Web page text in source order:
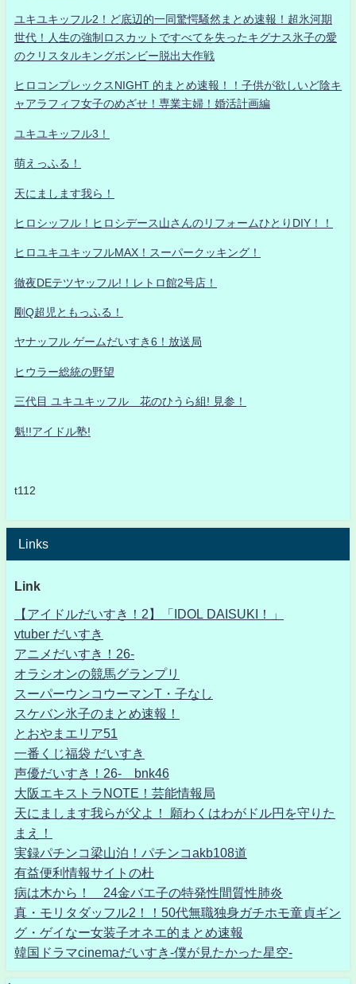
ユキユキッフル2！ど底辺的一同驚愕騒然まとめ速報！超氷河期
世代！人生の強制ロスカットですべてを失ったキグナス氷子の愛
のクリスタルキングボンビー脱出大作戦
ヒロコンプレックスNIGHT 的まとめ速報！！子供が欲しいど陰キ
ャアラフィフ女子のめざせ！専業主婦！婚活計画編
ユキユキッフル3！
萌えっふる！
天にまします我ら！
ヒロシッフル！ヒロシデース山さんのリフォームひとりDIY！！
ヒロユキユキッフルMAX！スーパークッキング！
徹夜DEテツヤッフル!！レトロ館2号店！
剛Q超児ともっふる！
ヤナッフル ゲームだいすき6！放送局
ヒウラー総統の野望
三代目 ユキユキッフル 花のひうら組! 見参！
魁!!アイドル塾!
t112
Links
Link
【アイドルだいすき！2】「IDOL DAISUKI！」
vtuber だいすき
アニメだいすき！26-
オラシオンの競馬グランプリ
スーパーウンコウーマンT・子なし
スケバン氷子のまとめ速報！
とおやまエリア51
一番くじ福袋 だいすき
声優だいすき！26- bnk46
大阪エキストラNOTE！芸能情報局
天にまします我らが父よ！ 願わくはわがドル円を守りた
まえ！
実録パチンコ梁山泊！パチンコakb108道
有益便利情報サイトの杜
病は木から！ 24金バエ子の特発性間質性肺炎
真・モリタダッフル2！！50代無職独身ガチホモ童貞ギン
グ・ゲイなー女装子オネエ的まとめ速報
韓国ドラマcinemaだいすき-僕が見たかった星空-